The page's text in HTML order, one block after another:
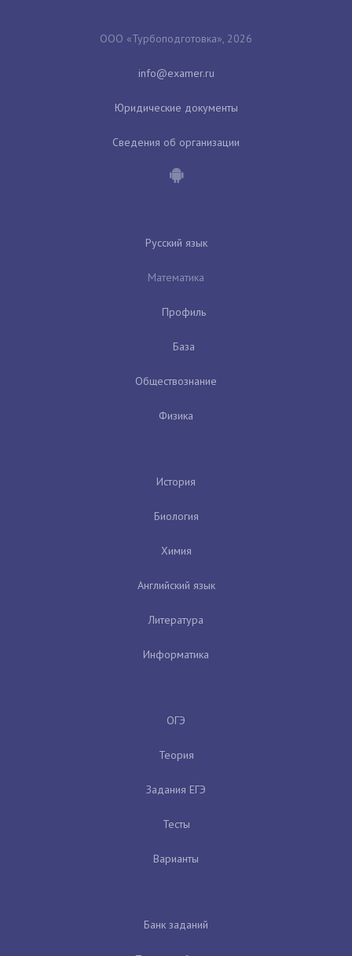
ООО «Турбоподготовка», 2026
Юридические документы
Сведения об организации
Русский язык
Математика
Профиль
База
Обществознание
Физика
История
Биология
Химия
Английский язык
Литература
Информатика
ОГЭ
Теория
Задания ЕГЭ
Тесты
Варианты
Банк заданий